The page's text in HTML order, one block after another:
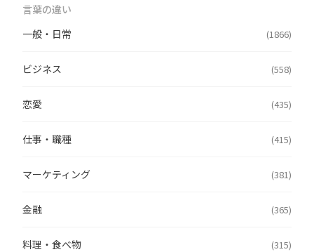
言葉の違い
一般・日常
(1866)
ビジネス (558)
恋愛 (435)
仕事・職種 (415)
マーケティング (381)
金融 (365)
料理・食べ物 (315)